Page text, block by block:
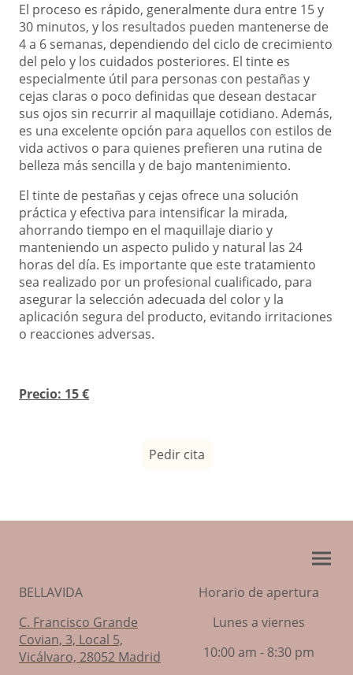
El proceso es rápido, generalmente dura entre 15 y
30 minutos, y los resultados pueden mantenerse de
4 a 6 semanas, dependiendo del ciclo de crecimiento
del pelo y los cuidados posteriores. El tinte es
especialmente útil para personas con pestañas y
cejas claras o poco definidas que desean destacar
sus ojos sin recurrir al maquillaje cotidiano. Además,
es una excelente opción para aquellos con estilos de
vida activos o para quienes prefieren una rutina de
belleza más sencilla y de bajo mantenimiento.
El tinte de pestañas y cejas ofrece una solución
práctica y efectiva para intensificar la mirada,
ahorrando tiempo en el maquillaje diario y
manteniendo un aspecto pulido y natural las 24
horas del día. Es importante que este tratamiento
sea realizado por un profesional cualificado, para
asegurar la selección adecuada del color y la
aplicación segura del producto, evitando irritaciones
o reacciones adversas.
Precio: 15 €
Pedir cita
BELLAVIDA
C. Francisco Grande
Covian, 3, Local 5,
Vicálvaro, 28052 Madrid
Horario de apertura
Lunes a viernes
10:00 am - 8:30 pm